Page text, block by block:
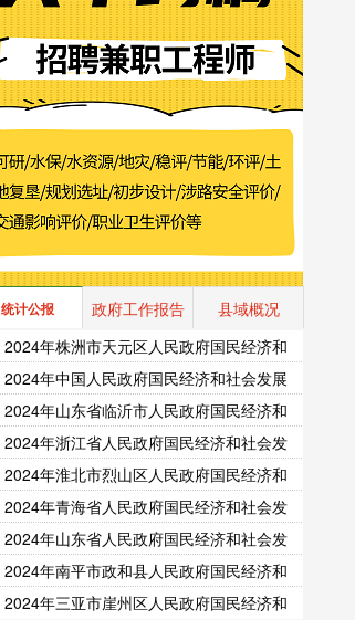
统计公报 政府工作报告
县域概况
2024年株洲市天元区人民政府国民经济和
社会发展统计公报（2025年更新）
2024年中国人民政府国民经济和社会发展
统计公报（2025年更新）
2024年山东省临沂市人民政府国民经济和
社会发展统计公报（2025年更新）
2024年浙江省人民政府国民经济和社会发
展统计公报（2025年更新）
2024年淮北市烈山区人民政府国民经济和
社会发展统计公报（2025年更新）
2024年青海省人民政府国民经济和社会发
展统计公报（2025年更新）
2024年山东省人民政府国民经济和社会发
展统计公报（2025年更新）
2024年南平市政和县人民政府国民经济和
社会发展统计公报（2025年更新）
2024年三亚市崖州区人民政府国民经济和